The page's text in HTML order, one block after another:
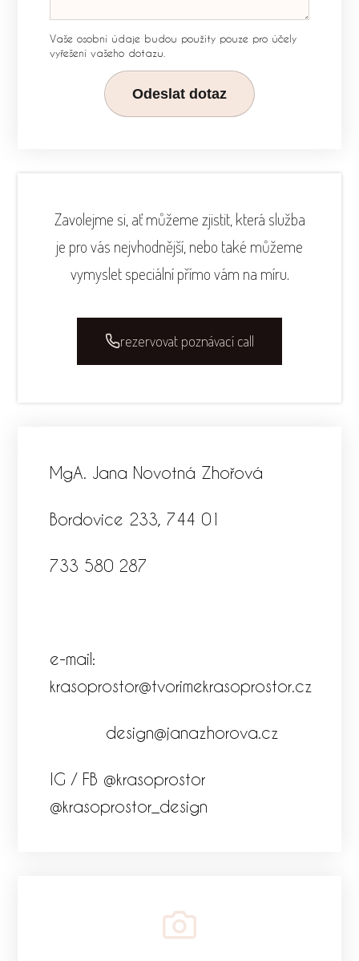
Vaše osobní údaje budou použity pouze pro účely
vyřešení vašeho dotazu.
Odeslat dotaz
Zavolejme si, ať můžeme zjistit, která služba
je pro vás nejvhodnější, nebo také můžeme
vymyslet speciální přímo vám na míru.
rezervovat poznávací call
MgA. Jana Novotná Zhořová
Bordovice 233, 744 01
733 580 287
e-mail:
krasoprostor@tvorimekrasoprostor.cz
design@janazhorova.cz
IG / FB @krasoprostor
@krasoprostor_design